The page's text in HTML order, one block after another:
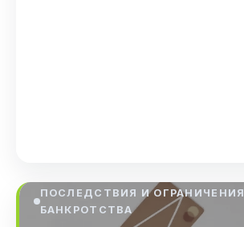
ПОСЛЕДСТВИЯ И ОГРАНИЧЕНИЯ
БАНКРОТСТВА